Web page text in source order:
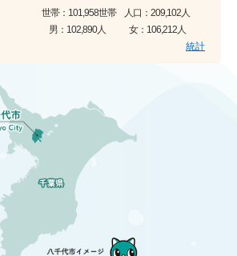
世帯： 101,958世帯 人口： 209,102人
男： 102,890人 女： 106,212人
統計